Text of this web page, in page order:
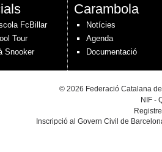
FcBillar
Tour
Snooker
Carambola
Notícies
Agenda
Documentació
© 2026 Federació Catalana
NIF -
Inscripció al Govern Civil de